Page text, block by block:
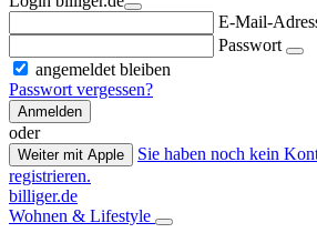
E-Mail-
Passwort
angemeldet bleiben
Passwort vergessen?
Anmelden
oder
Weiter mit Apple
Sie haben noch kein
registrieren.
billiger.de
Wohnen & Lifestyle